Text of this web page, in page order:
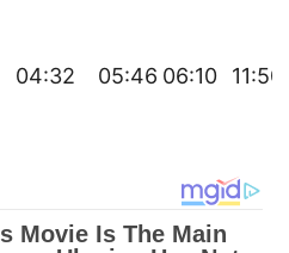
04:32 05:46 06:10 11:50